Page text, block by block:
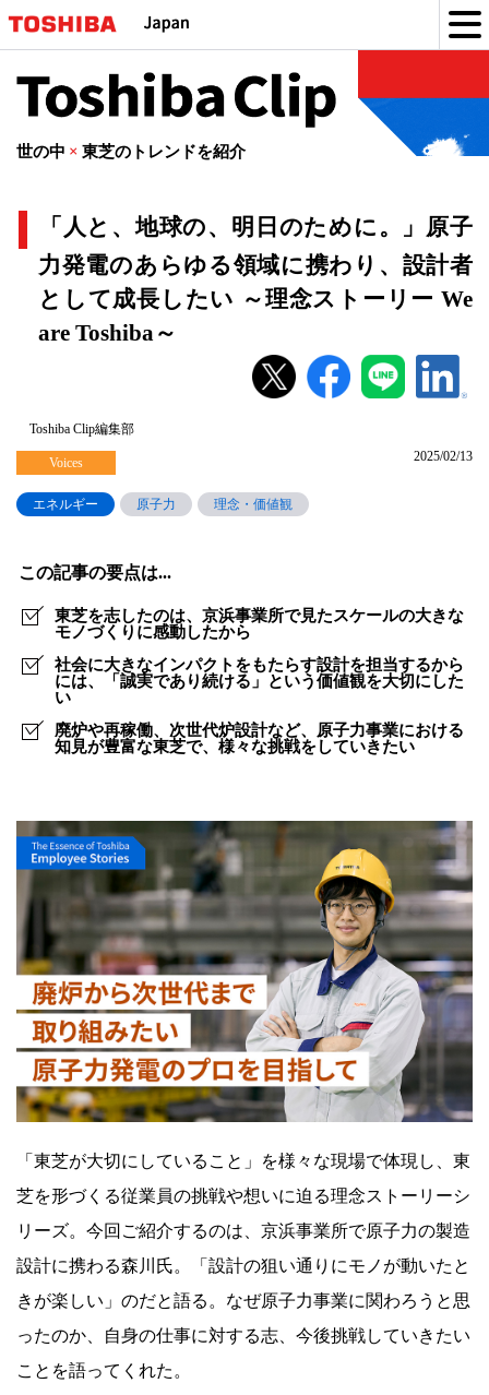
Toshiba
Clip
世の中 × 東芝のトレンドを紹介
「人と、地球の、明日のために。」原子
力発電のあらゆる領域に携わり、設計者
として成長したい ～理念ストーリー We
are Toshiba～
地
球
の、
日
の
た
め
に。」
原
発
電
の
あ
ら
ゆ
る
領
域
携
わ
り、
設
計
者
と
2025/02/13
Toshiba Clip編集部
Voices
エネルギー 原子力 理念・価値観
この記事の要点は...
東芝を志したのは、京浜事業所で見たスケールの大きな
モノづくりに感動したから
社会に大きなインパクトをもたらす設計を担当するから
には、「誠実であり続ける」という価値観を大切にした
い
廃炉や再稼働、次世代炉設計など、原子力事業における
知見が豊富な東芝で、様々な挑戦をしていきたい
「東芝が大切にしていること」を様々な現場で体現し、東
芝を形づくる従業員の挑戦や想いに迫る理念ストーリーシ
リーズ。今回ご紹介するのは、京浜事業所で原子力の製造
設計に携わる森川氏。「設計の狙い通りにモノが動いたと
きが楽しい」のだと語る。なぜ原子力事業に関わろうと思
ったのか、自身の仕事に対する志、今後挑戦していきたい
ことを語ってくれた。